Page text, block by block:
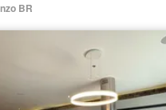
BR